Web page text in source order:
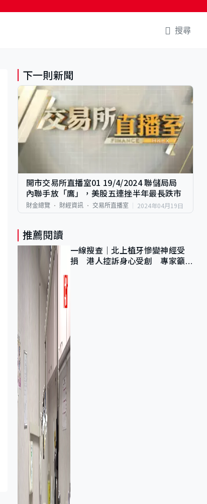
搜尋
下一則新聞
開市交易所直播室01 19/4/2024 聯儲局局
內聯手放「鷹」，美股五連挫半年最長跌市
財金總覽 財經資訊 交易所直播室 2024年04月19日
推薦閱讀
一線搜查｜北上植牙慘變神經受
損 港人控訴身心受創 專家籲理